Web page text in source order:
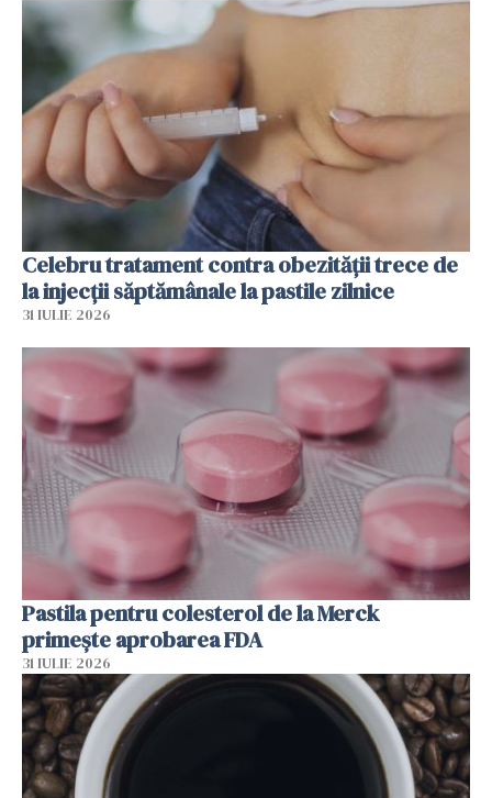
Celebru tratament contra obezității trece de
la injecții săptămânale la pastile zilnice
31 IULIE 2026
Pastila pentru colesterol de la Merck
primește aprobarea FDA
31 IULIE 2026